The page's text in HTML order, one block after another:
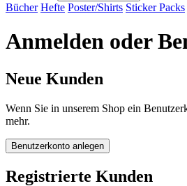
Bücher Hefte Poster/Shirts Sticker Packs
Anmelden oder
Neue Kunden
Wenn Sie in unserem Shop ein
mehr.
Benutzerkonto anlegen
Registrierte Kunden